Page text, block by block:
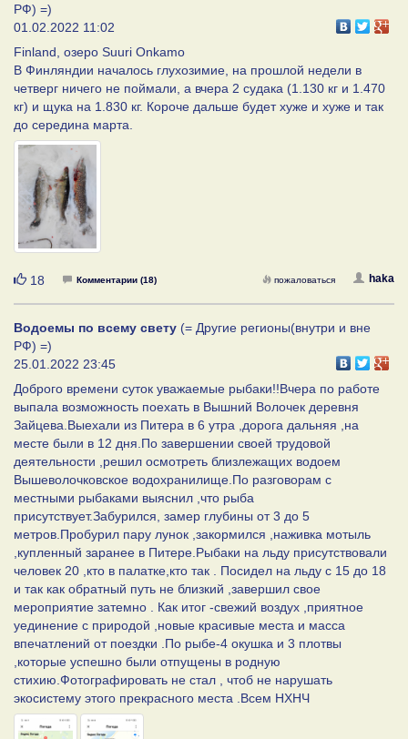
РФ) =)
01.02.2022 11:02
Finland, озеро Suuri Onkamo
В Финляндии началось глухозимие, на прошлой недели в
четверг ничего не поймали, а вчера 2 судака (1.130 кг и 1.470
кг) и щука на 1.830 кг. Короче дальше будет хуже и хуже и так
до середина марта.
Нравится
18 Комментарии (18) haka
пожаловаться
Водоемы по всему свету (= Другие регионы(внутри и вне
РФ) =)
25.01.2022 23:45
Доброго времени суток уважаемые рыбаки!!Вчера по работе
выпала возможность поехать в Вышний Волочек деревня
Зайцева.Выехали из Питера в 6 утра ,дорога дальняя ,на
месте были в 12 дня.По завершении своей трудовой
деятельности ,решил осмотреть близлежащих водоем
Вышеволочковское водохранилище.По разговорам с
местными рыбаками выяснил ,что рыба
присутствует.Забурился, замер глубины от 3 до 5
метров.Пробурил пару лунок ,закормился ,наживка мотыль
,купленный заранее в Питере.Рыбаки на льду присутствовали
человек 20 ,кто в палатке,кто так . Посидел на льду с 15 до 18
и так как обратный путь не близкий ,завершил свое
мероприятие затемно . Как итог -свежий воздух ,приятное
уединение с природой ,новые красивые места и масса
впечатлений от поездки .По рыбе-4 окушка и 3 плотвы
,которые успешно были отпущены в родную
стихию.Фотографировать не стал , чтоб не нарушать
экосистему этого прекрасного места .Всем НХНЧ